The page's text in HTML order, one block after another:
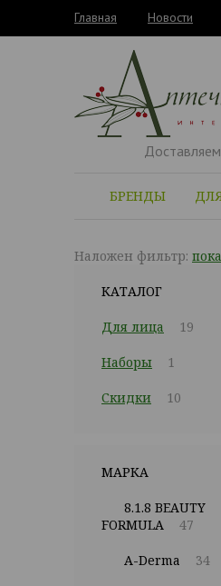
Главная Новости
БРЕНДЫ
Наложен фильтр:
КАТАЛОГ
Для лица 19
Наборы 1
Скидки 10
МАРКА
8.1.8 BEAUTY
FORMULA
47
A-Derma 34